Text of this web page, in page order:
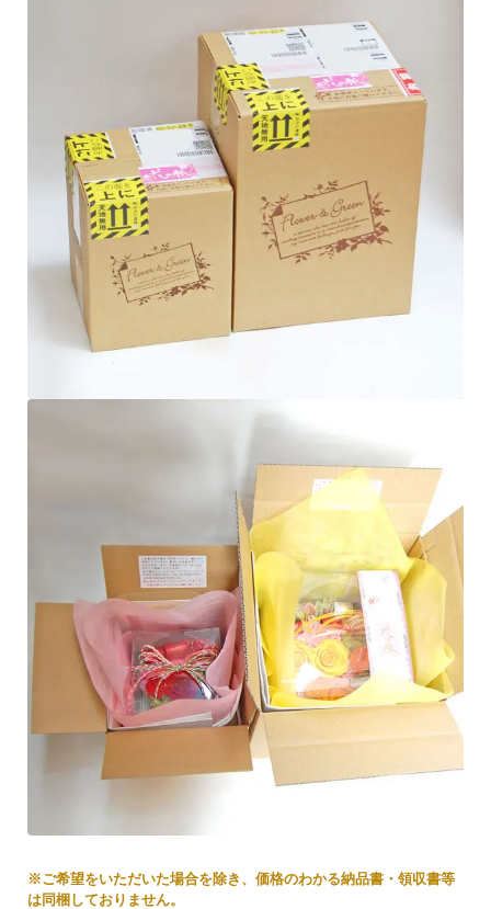
※ご希望をいただいた場合を除き、価格のわかる納品書・領収書等
は同梱しておりません。